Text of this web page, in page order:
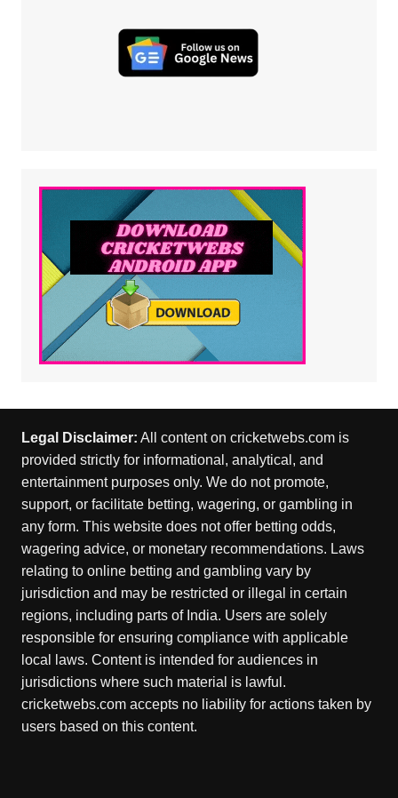
Legal Disclaimer: All content on cricketwebs.com is
provided strictly for informational, analytical, and
entertainment purposes only. We do not promote,
support, or facilitate betting, wagering, or gambling in
any form. This website does not offer betting odds,
wagering advice, or monetary recommendations. Laws
relating to online betting and gambling vary by
jurisdiction and may be restricted or illegal in certain
regions, including parts of India. Users are solely
responsible for ensuring compliance with applicable
local laws. Content is intended for audiences in
jurisdictions where such material is lawful.
cricketwebs.com accepts no liability for actions taken by
users based on this content.